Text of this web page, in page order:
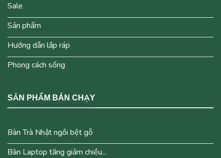
Sale
Sản phẩm
Hướng dẫn lắp ráp
Phong cách sống
SẢN PHẨM BÁN CHẠY
Bàn Trà Nhật ngồi bệt gỗ
Bàn Laptop tăng giảm chiều...